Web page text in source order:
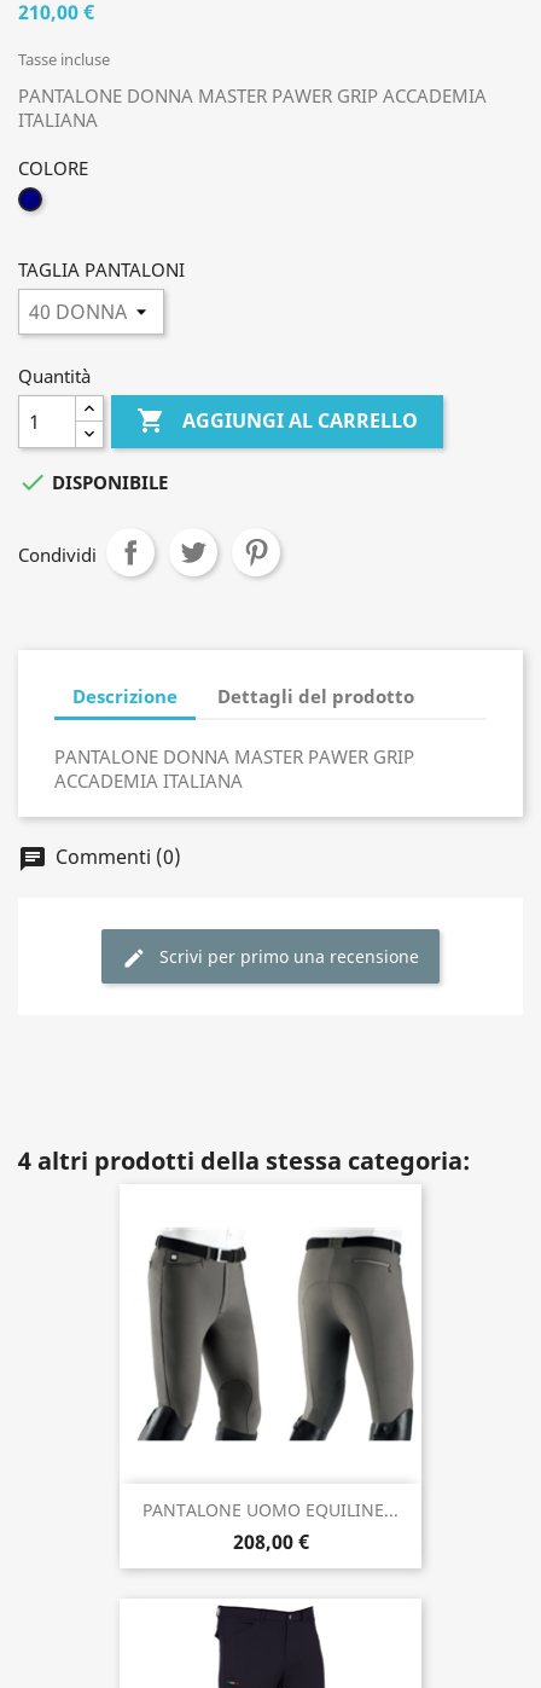
210,00 €
Tasse incluse
PANTALONE DONNA MASTER PAWER GRIP ACCADEMIA
ITALIANA
COLORE
BLU
TAGLIA PANTALONI
Quantità
 AGGIUNGI AL CARRELLO
 DISPONIBILE
Condividi
Descrizione Dettagli del prodotto
PANTALONE DONNA MASTER PAWER GRIP
ACCADEMIA ITALIANA
Commenti (0)
Scrivi per primo una recensione
4 altri prodotti della stessa categoria:
PANTALONE UOMO EQUILINE...
208,00 €